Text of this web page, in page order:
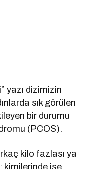
yazı dizimizin
sık görülen
bir durumu
(PCOS).
kilo fazlası ya